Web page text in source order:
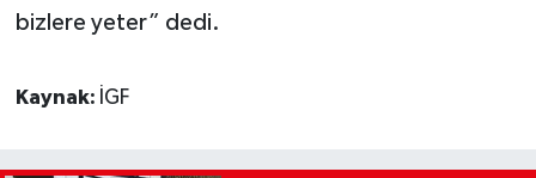
bizlere yeter” dedi.
Kaynak: İGF